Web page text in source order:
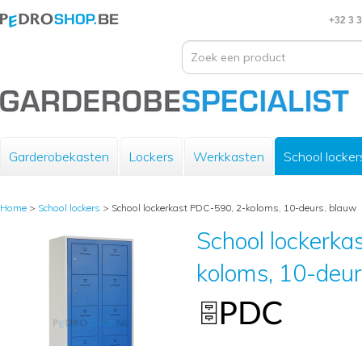
+32 3
Garderobekasten Lockers Werkkasten School
Home > School lockers > School lockerkast PDC-590, 2-koloms, 10-deurs, blauw
School
koloms, 10-